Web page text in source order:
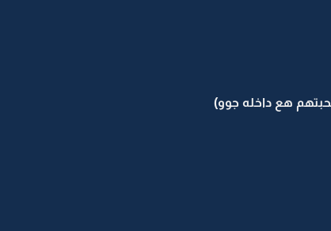
هع داخله جوو)